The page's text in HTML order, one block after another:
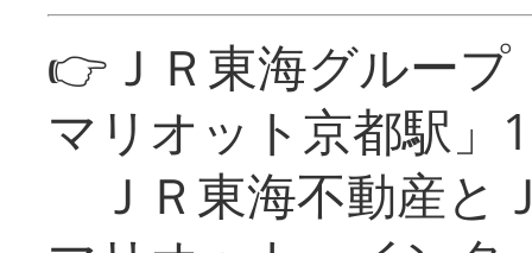
👉ＪＲ東海グルー
マリオット京都駅」
ＪＲ東海不動産と